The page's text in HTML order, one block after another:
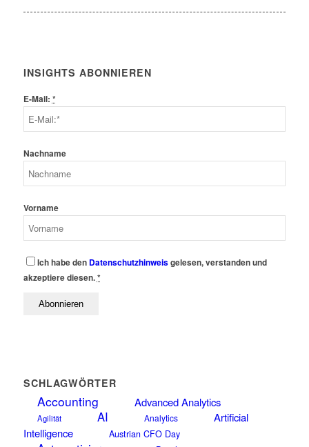
INSIGHTS ABONNIEREN
E-Mail: *
Nachname
Vorname
Ich habe den Datenschutzhinweisgelesen, verstanden und
akzeptiere diesen.*
SCHLAGWÖRTER
Accounting Advanced Analytics
Agilität AI Analytics
Artificial
Intelligence
Austrian CFO Day